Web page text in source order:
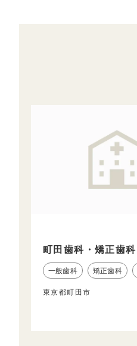
町田歯科・矯正歯科
一般歯科 矯正歯科
東京都町田市